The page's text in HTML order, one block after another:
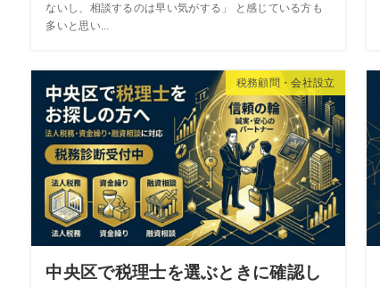
ないし、相談するのは早い気がする」 と感じている方も
多いと思い...
税務顧問・会社設立
中央区で税理士を選ぶときに確認し